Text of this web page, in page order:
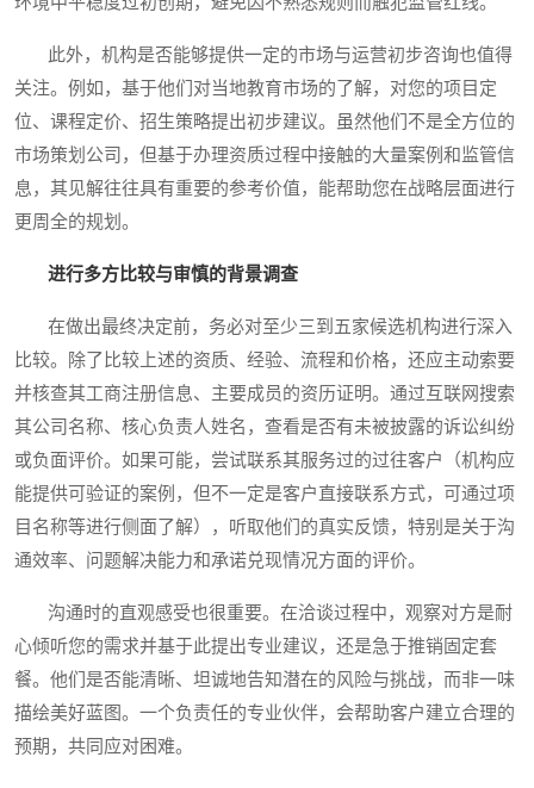
此外，机构是否能够提供一定的市场与运营初步咨询也值得
关注。例如，基于他们对当地教育市场的了解，对您的项目定
位、课程定价、招生策略提出初步建议。虽然他们不是全方位的
市场策划公司，但基于办理资质过程中接触的大量案例和监管信
息，其见解往往具有重要的参考价值，能帮助您在战略层面进行
更周全的规划。
进行多方比较与审慎的背景调查
在做出最终决定前，务必对至少三到五家候选机构进行深入
比较。除了比较上述的资质、经验、流程和价格，还应主动索要
并核查其工商注册信息、主要成员的资历证明。通过互联网搜索
其公司名称、核心负责人姓名，查看是否有未被披露的诉讼纠纷
或负面评价。如果可能，尝试联系其服务过的过往客户（机构应
能提供可验证的案例，但不一定是客户直接联系方式，可通过项
目名称等进行侧面了解），听取他们的真实反馈，特别是关于沟
通效率、问题解决能力和承诺兑现情况方面的评价。
沟通时的直观感受也很重要。在洽谈过程中，观察对方是耐
心倾听您的需求并基于此提出专业建议，还是急于推销固定套
餐。他们是否能清晰、坦诚地告知潜在的风险与挑战，而非一味
描绘美好蓝图。一个负责任的专业伙伴，会帮助客户建立合理的
预期，共同应对困难。